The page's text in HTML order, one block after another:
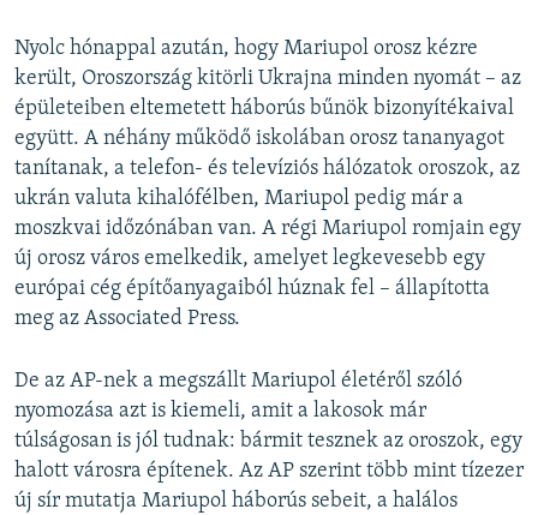
Nyolc hónappal azután, hogy Mariupol orosz kézre
került, Oroszország kitörli Ukrajna minden nyomát – az
épületeiben eltemetett háborús bűnök bizonyítékaival
együtt. A néhány működő iskolában orosz tananyagot
tanítanak, a telefon- és televíziós hálózatok oroszok, az
ukrán valuta kihalófélben, Mariupol pedig már a
moszkvai időzónában van. A régi Mariupol romjain egy
új orosz város emelkedik, amelyet legkevesebb egy
európai cég építőanyagaiból húznak fel – állapította
meg az Associated Press.
De az AP-nek a megszállt Mariupol életéről szóló
nyomozása azt is kiemeli, amit a lakosok már
túlságosan is jól tudnak: bármit tesznek az oroszok, egy
halott városra építenek. Az AP szerint több mint tízezer
új sír mutatja Mariupol háborús sebeit, a halálos